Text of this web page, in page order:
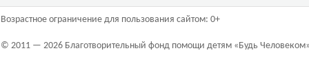
Возрастное ограничение для пользования сайтом: 0+
© 2011 — 2026 Благотворительный фонд помощи детям «Будь